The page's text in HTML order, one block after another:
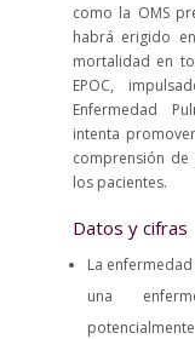
como la OMS
habrá erigido
mortalidad en
EPOC,
Enfermedad
intenta
comprensión
los pacientes.
Datos y cifras
La
una